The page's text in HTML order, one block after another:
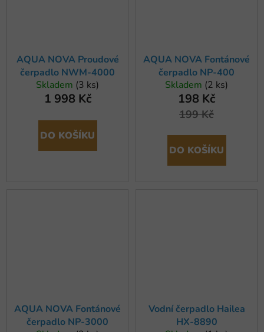
AQUA NOVA Proudové
čerpadlo NWM-4000
Skladem (3 ks)
1 998 Kč
DO KOŠÍKU
AQUA NOVA Fontánové
čerpadlo NP-400
Skladem (2 ks)
198 Kč
199 Kč
DO KOŠÍKU
AQUA NOVA Fontánové
čerpadlo NP-3000
Vodní čerpadlo Hailea
HX-8890